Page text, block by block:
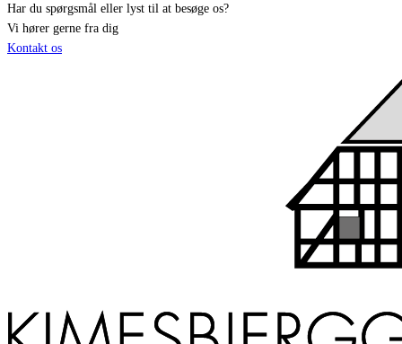
til
Har du spørgsmål eller lyst til at besøge os?
Vi hører gerne fra dig
Kontakt os